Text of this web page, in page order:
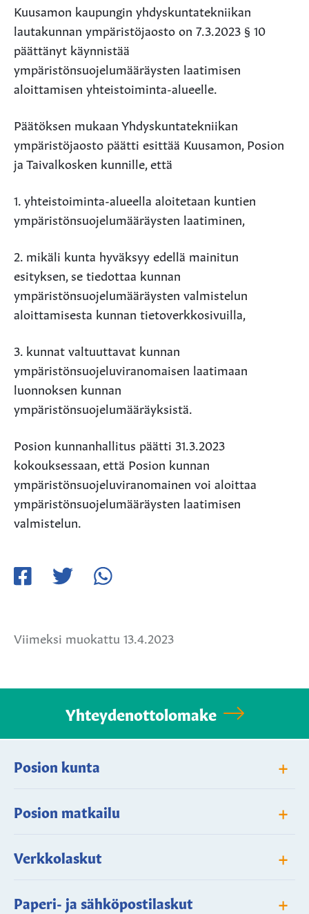
Kuusamon kaupungin yhdyskuntatekniikan
lautakunnan ympäristöjaosto on 7.3.2023 § 10
päättänyt käynnistää
ympäristönsuojelumääräysten laatimisen
aloittamisen yhteistoiminta-alueelle.
Päätöksen mukaan Yhdyskuntatekniikan
ympäristöjaosto päätti esittää Kuusamon, Posion
ja Taivalkosken kunnille, että
1. yhteistoiminta-alueella aloitetaan kuntien
ympäristönsuojelumääräysten laatiminen,
2. mikäli kunta hyväksyy edellä mainitun
esityksen, se tiedottaa kunnan
ympäristönsuojelumääräysten valmistelun
aloittamisesta kunnan tietoverkkosivuilla,
3. kunnat valtuuttavat kunnan
ympäristönsuojeluviranomaisen laatimaan
luonnoksen kunnan
ympäristönsuojelumääräyksistä.
Posion kunnanhallitus päätti 31.3.2023
kokouksessaan, että Posion kunnan
ympäristönsuojeluviranomainen voi aloittaa
ympäristönsuojelumääräysten laatimisen
valmistelun.
Viimeksi muokattu 13.4.2023
Yhteydenottolomake
Posion kunta +
Posion matkailu +
Verkkolaskut +
Paperi- ja sähköpostilaskut +